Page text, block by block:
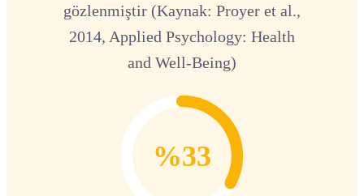
gözlenmiştir (Kaynak: Proyer et al.,
2014, Applied Psychology: Health
and Well-Being)
%33